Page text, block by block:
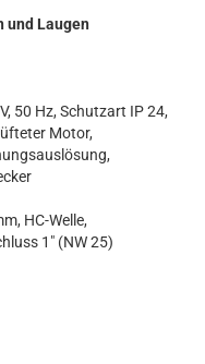
und Laugen
50 Hz, Schutzart IP 24,
Motor,
HC-Welle,
1" (NW 25)